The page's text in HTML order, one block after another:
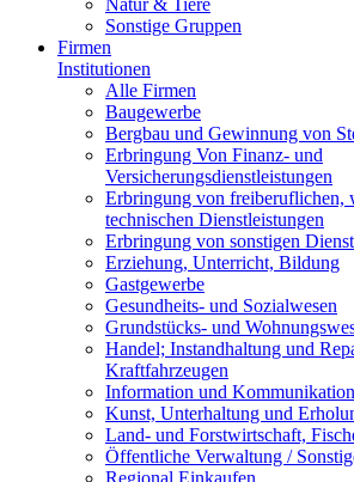
Natur & Tiere
Sonstige Gruppen
Firmen
Institutionen
Alle Firmen
Baugewerbe
Bergbau und Gewinnung von
Erbringung Von Finanz- und
Versicherungsdienstleistungen
Erbringung von freiberuflichen,
technischen Dienstleistungen
Erbringung von sonstigen
Erziehung, Unterricht, Bildung
Gastgewerbe
Gesundheits- und Sozialwesen
Grundstücks- und
Handel; Instandhaltung und
Kraftfahrzeugen
Information und Kommunikation
Kunst, Unterhaltung und
Land- und Forstwirtschaft,
Öffentliche Verwaltung /
Regional Einkaufen